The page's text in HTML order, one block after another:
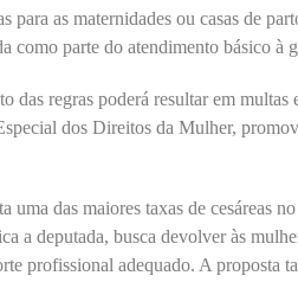
para as maternidades ou casas de
como parte do atendimento básico à
das regras poderá resultar em multas
dos Direitos da Mulher,
uma das maiores taxas de cesáreas
a deputada, busca devolver às
profissional adequado. A proposta